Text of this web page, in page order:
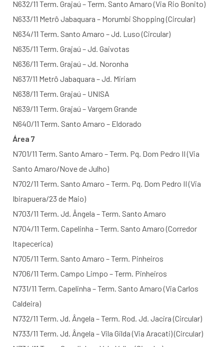
N632/11 Term. Grajaú – Term. Santo Amaro (Via Rio Bonito)
N633/11 Metrô Jabaquara – Morumbi Shopping (Circular)
N634/11 Term. Santo Amaro – Jd. Luso (Circular)
N635/11 Term. Grajaú – Jd. Gaivotas
N636/11 Term. Grajaú – Jd. Noronha
N637/11 Metrô Jabaquara – Jd. Miriam
N638/11 Term. Grajaú – UNISA
N639/11 Term. Grajaú – Vargem Grande
N640/11 Term. Santo Amaro – Eldorado
Área 7
N701/11 Term. Santo Amaro – Term. Pq. Dom Pedro II (Via
Santo Amaro/Nove de Julho)
N702/11 Term. Santo Amaro – Term. Pq. Dom Pedro II (Via
Ibirapuera/23 de Maio)
N703/11 Term. Jd. Ângela – Term. Santo Amaro
N704/11 Term. Capelinha – Term. Santo Amaro (Corredor
Itapecerica)
N705/11 Term. Santo Amaro – Term. Pinheiros
N706/11 Term. Campo Limpo – Term. Pinheiros
N731/11 Term. Capelinha – Term. Santo Amaro (Via Carlos
Caldeira)
N732/11 Term. Jd. Ângela – Term. Rod. Jd. Jacira (Circular)
N733/11 Term. Jd. Ângela – Vila Gilda (Via Aracati) (Circular)